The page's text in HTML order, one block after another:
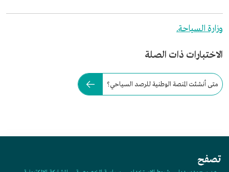
وزارة السياحة.
الاختبارات ذات الصلة
متى أنشئت المنصة الوطنية للرصد السياحي؟
تصفح